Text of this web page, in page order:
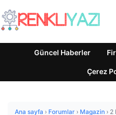
Güncel Haberler
Çerez
Ana sayfa › Forumlar › Magazin › 2